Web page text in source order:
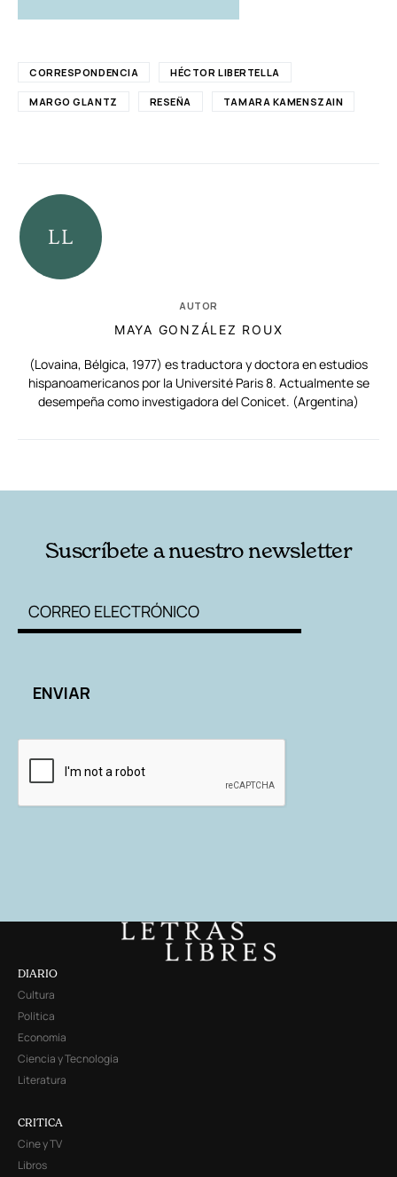
CORRESPONDENCIA HÉCTOR LIBERTELLA
MARGO GLANTZ RESEÑA TAMARA KAMENSZAIN
AUTOR
MAYA GONZÁLEZ ROUX
(Lovaina, Bélgica, 1977) es traductora y doctora en estudios
hispanoamericanos por la Université Paris 8. Actualmente se
desempeña como investigadora del Conicet. (Argentina)
Suscríbete a nuestro newsletter
DIARIO
Cultura
Política
Economía
Ciencia y Tecnología
Literatura
CRITICA
Cine y TV
Libros